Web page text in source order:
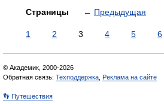
Страницы ← Предыдущая
1 2 3 4 5 6
© Академик, 2000-2026
Обратная связь: Техподдержка Реклама на сайте
👣 Путешествия